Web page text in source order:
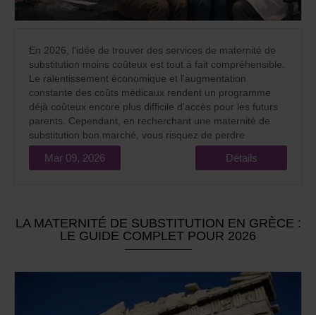
En 2026, l'idée de trouver des services de maternité de
substitution moins coûteux est tout à fait compréhensible.
Le ralentissement économique et l'augmentation
constante des coûts médicaux rendent un programme
déjà coûteux encore plus difficile d'accès pour les futurs
parents. Cependant, en recherchant une maternité de
substitution bon marché, vous risquez de perdre
l'essentiel : la naissance de votre enfant tant attendu et
une somme d'argent importante.
Mar 09, 2026 Détails
LA MATERNITÉ DE SUBSTITUTION EN GRÈCE :
LE GUIDE COMPLET POUR 2026